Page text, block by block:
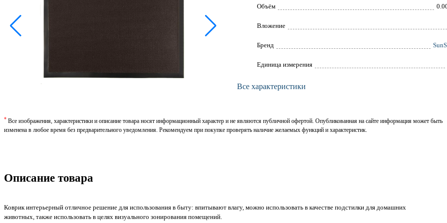
Объём
Вложение
Брeнд
Единица измерения
Все характеристики
* Все изображения, характеристики и описание товара носят информационный характер и не являются публичной офертой. Опубликованная на сайте информация может быть
изменена в любое время без предварительного уведомления. Рекомендуем при покупке проверять наличие желаемых функций и характеристик.
Описание товара
Коврик интерьерный отличное решение для использования в быту: впитывают влагу, можно использовать в качестве подстилки для домашних
животных, также использовать в целях визуального зонирования помещений.